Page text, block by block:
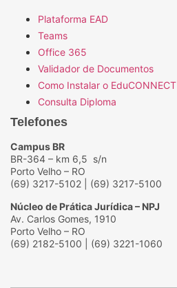
Plataforma EAD
Teams
Office 365
Validador de Documentos
Como Instalar o EduCONNECT
Consulta Diploma
Telefones
Campus BR
BR-364 – km 6,5 s/n
Porto Velho – RO
(69) 3217-5102 | (69) 3217-5100
Núcleo de Prática Jurídica – NPJ
Av. Carlos Gomes, 1910
Porto Velho – RO
(69) 2182-5100 | (69) 3221-1060